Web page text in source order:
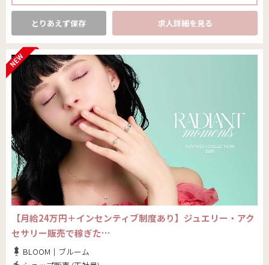
とりあえず保存 求人詳細を見る
【月給24万円＋インセンティブ制度あり】ジュエリー・アク
セサリー販売で稼ぎた…
BLOOM｜ブルーム